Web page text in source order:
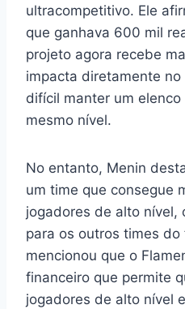
ultracompetitivo. Ele
que ganhava 600 mil
projeto agora recebe
impacta diretamente
difícil manter um
mesmo nível.
No entanto, Menin
um time que consegue
jogadores de alto nível,
para os outros times
mencionou que o
financeiro que permite
jogadores de alto nível